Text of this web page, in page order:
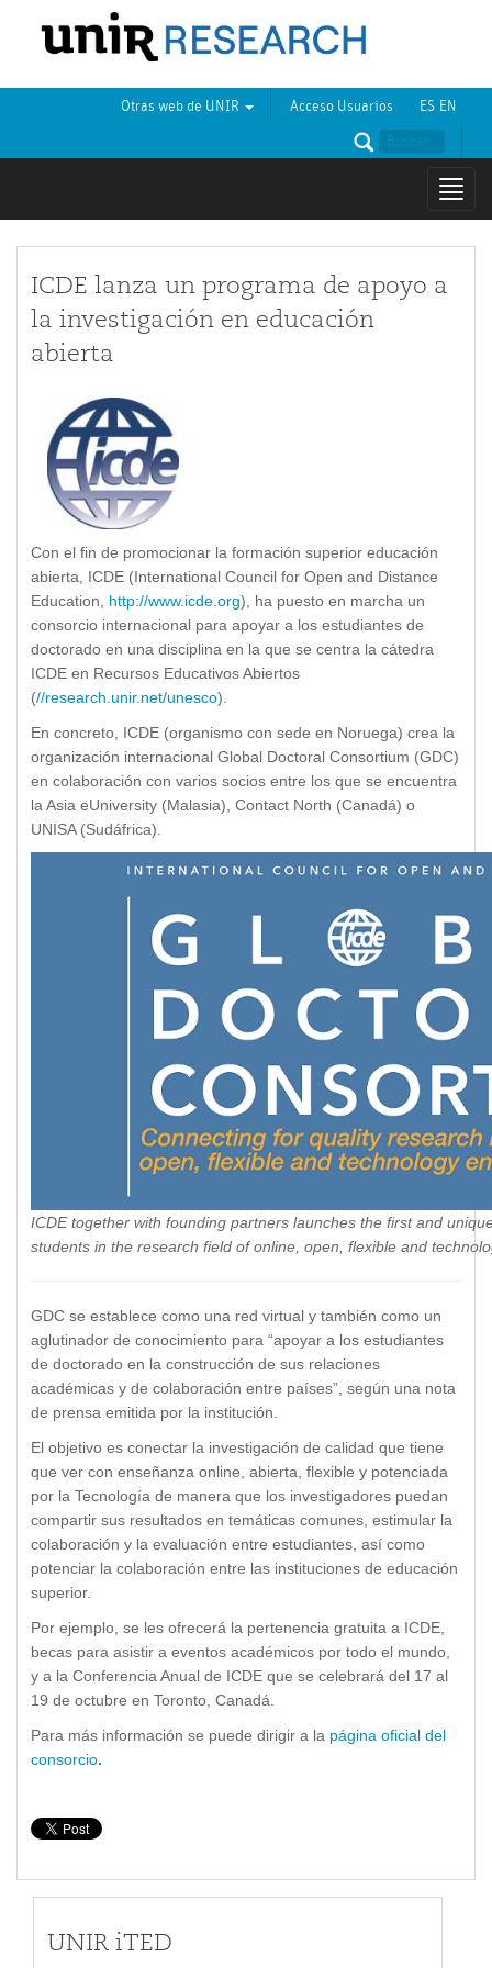
ES EN
Acceso Usuarios
Otras web de UNIR
ICDE lanza un programa de apoyo a
la investigación en educación
abierta
Con el fin de promocionar la formación superior educación
abierta, ICDE (International Council for Open and Distance
Education, http://www.icde.org), ha puesto en marcha un
consorcio internacional para apoyar a los estudiantes de
doctorado en una disciplina en la que se centra la cátedra
ICDE en Recursos Educativos Abiertos
(//research.unir.net/unesco).
En concreto, ICDE (organismo con sede en Noruega) crea la
organización internacional Global Doctoral Consortium (GDC)
en colaboración con varios socios entre los que se encuentra
la Asia eUniversity (Malasia), Contact North (Canadá) o
UNISA (Sudáfrica).
ICDE together with founding partners launches the first and
students in the research field of online, open, flexible and
GDC se establece como una red virtual y también como un
aglutinador de conocimiento para “apoyar a los estudiantes
de doctorado en la construcción de sus relaciones
académicas y de colaboración entre países”, según una nota
de prensa emitida por la institución.
El objetivo es conectar la investigación de calidad que tiene
que ver con enseñanza online, abierta, flexible y potenciada
por la Tecnología de manera que los investigadores puedan
compartir sus resultados en temáticas comunes, estimular la
colaboración y la evaluación entre estudiantes, así como
potenciar la colaboración entre las instituciones de educación
superior.
Por ejemplo, se les ofrecerá la pertenencia gratuita a ICDE,
becas para asistir a eventos académicos por todo el mundo,
y a la Conferencia Anual de ICDE que se celebrará del 17 al
19 de octubre en Toronto, Canadá.
Para más información se puede dirigir a la página oficial del
consorcio.
UNIR iTED